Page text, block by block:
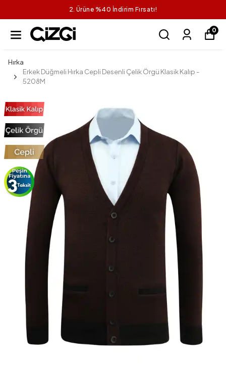
2. Ürüne %40 İndirim Fırsatı!
0
Hırka
Erkek Düğmeli Hırka Cepli Desenli Çelik Örgü Klasik Kalıp -
5208M